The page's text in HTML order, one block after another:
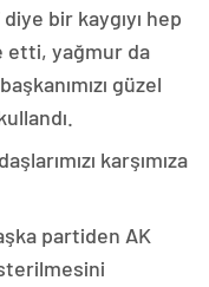
bir kaygıyı hep
etti, yağmur da
güzel
karşımıza
partiden AK